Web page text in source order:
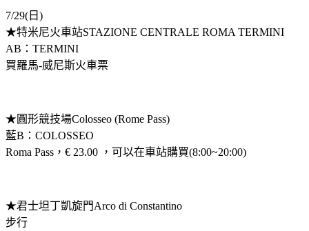
7/29(日)
★特米尼火車站STAZIONE CENTRALE ROMA TERMINI
AB：TERMINI
買羅馬-威尼斯火車票
★圓形競技場Colosseo (Rome Pass)
藍B：COLOSSEO
Roma Pass，€ 23.00 ，可以在車站購買(8:00~20:00)
★君士坦丁凱旋門Arco di Constantino
步行